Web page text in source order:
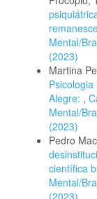
Mental/
(2023)
Martina
Alegre: ,
Mental/
(2023)
Pedro
científica
Mental/